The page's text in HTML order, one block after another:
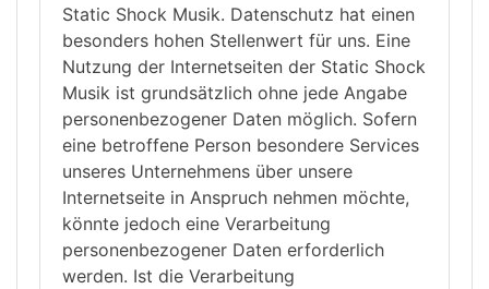
Static Shock Musik. Datenschutz hat einen
besonders hohen Stellenwert für uns. Eine
Nutzung der Internetseiten der Static Shock
Musik ist grundsätzlich ohne jede Angabe
personenbezogener Daten möglich. Sofern
eine betroffene Person besondere Services
unseres Unternehmens über unsere
Internetseite in Anspruch nehmen möchte,
könnte jedoch eine Verarbeitung
personenbezogener Daten erforderlich
werden. Ist die Verarbeitung